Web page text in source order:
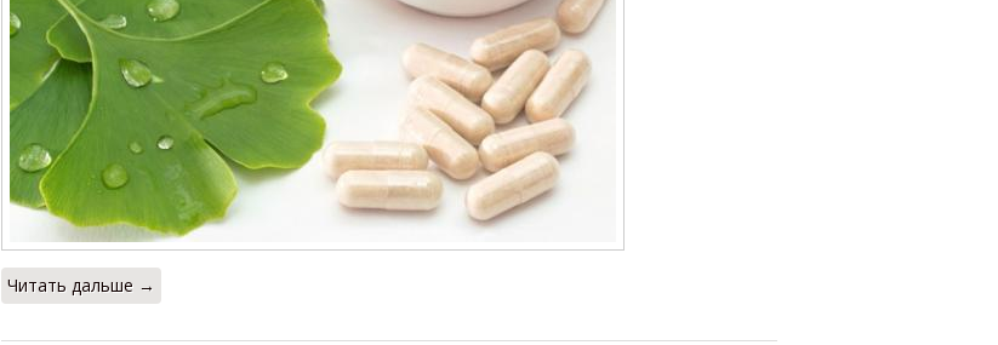
Читать дальше →